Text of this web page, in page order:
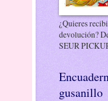
¿Quieres
devolución?
SEUR
gusanillo